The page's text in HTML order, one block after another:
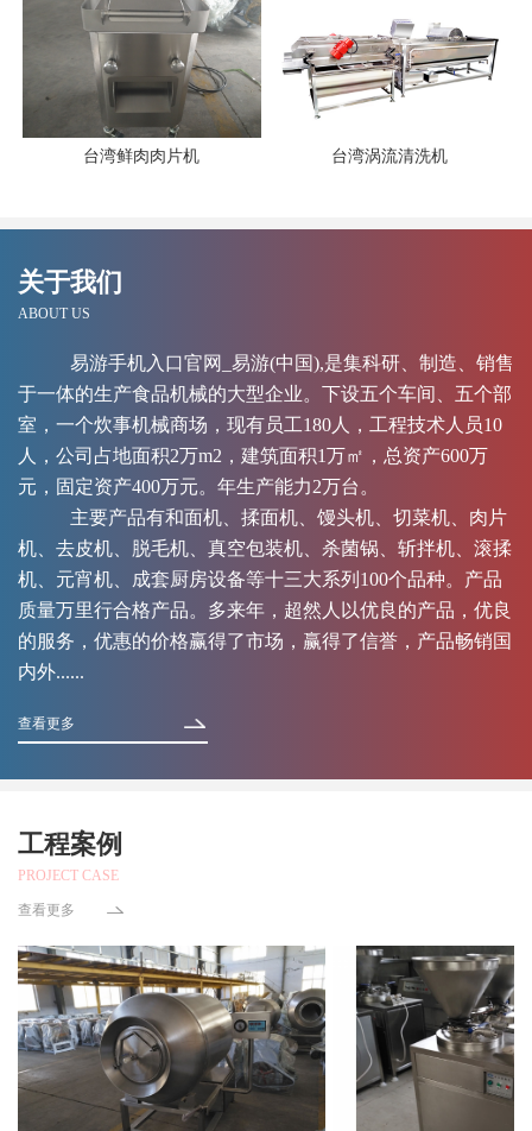
台湾鲜肉肉片机 台湾涡流清洗机
关于我们
ABOUT US
易游手机入口官网_易游(中国),是集科研、制造、销售
于一体的生产食品机械的大型企业。下设五个车间、五个部
室，一个炊事机械商场，现有员工180人，工程技术人员10
人，公司占地面积2万m2，建筑面积1万㎡，总资产600万
元，固定资产400万元。年生产能力2万台。
主要产品有和面机、揉面机、馒头机、切菜机、肉片
机、去皮机、脱毛机、真空包装机、杀菌锅、斩拌机、滚揉
机、元宵机、成套厨房设备等十三大系列100个品种。产品
质量万里行合格产品。多来年，超然人以优良的产品，优良
的服务，优惠的价格赢得了市场，赢得了信誉，产品畅销国
内外......
查看更多
工程案例
PROJECT CASE
查看更多